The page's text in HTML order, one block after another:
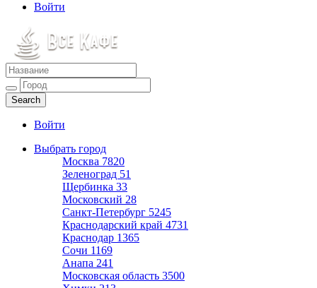
Войти
Все кафе города
Каталог хороших кафе
Войти
Выбрать город
Москва 7820
Зеленоград 51
Щербинка 33
Московский 28
Санкт-Петербург 5245
Краснодарский край 4731
Краснодар 1365
Сочи 1169
Анапа 241
Московская область 3500